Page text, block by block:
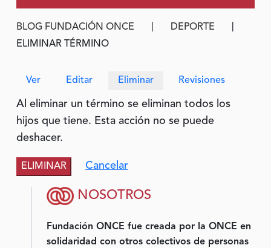
Ruta de navegación
BLOG FUNDACIÓN ONCE
DEPORTE
ELIMINAR TÉRMINO
Solapas principales
Ver Editar Eliminar Revisiones
Al eliminar un término se eliminan todos los
hijos que tiene. Esta acción no se puede
deshacer.
Cancelar
NOSOTROS
Fundación ONCE fue creada por la ONCE en
solidaridad con otros colectivos de personas